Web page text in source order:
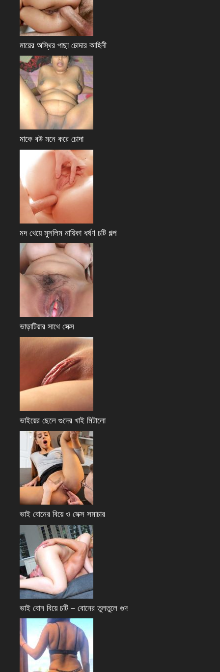
মায়ের অস্থির পাছা চোদার কাহিনী
মাকে বউ মনে করে চোদা
মদ খেয়ে মুসলিম নায়িকা ধর্ষণ চটি গল্প
ভাড়াটিয়ার সাথে সেক্স
ভাইয়ের ছেলে গুদের খাই মিটালো
ভাই বোনের বিয়ে ও সেক্স সমাচার
ভাই বোন বিয়ে চটি – বোনের তুলতুলে গুদ